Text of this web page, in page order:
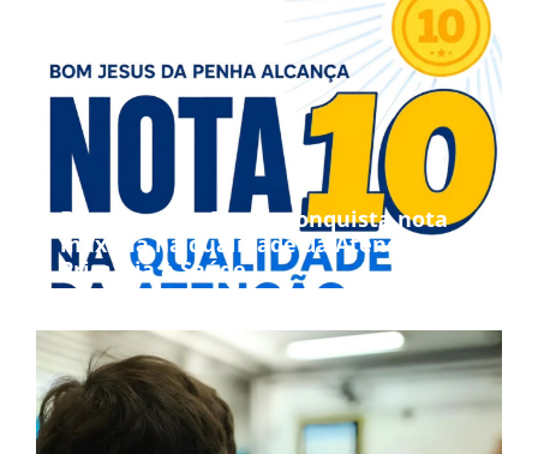
Bom Jesus da Penha conquista nota
máxima na qualidade da Atenção
Primária à Saúde